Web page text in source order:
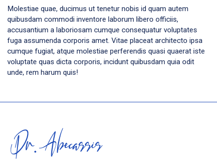
Molestiae quae, ducimus ut tenetur nobis id quam autem
quibusdam commodi inventore laborum libero officiis,
accusantium a laboriosam cumque consequatur voluptates
fuga assumenda corporis amet. Vitae placeat architecto ipsa
cumque fugiat, atque molestiae perferendis quasi quaerat iste
voluptate quas dicta corporis, incidunt quibusdam quia odit
unde, rem harum quis!